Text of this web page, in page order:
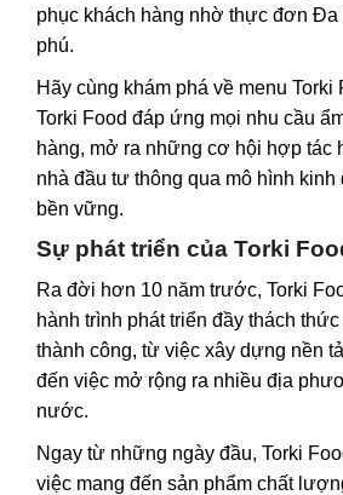
phục khách hàng nhờ thực đơn Đa
phú.
Hãy cùng khám phá về menu Torki
Torki Food đáp ứng mọi nhu cầu
hàng, mở ra những cơ hội hợp tác
nhà đầu tư thông qua mô hình kinh
bền vững.
Sự phát triển của Torki
Ra đời hơn 10 năm trước, Torki
hành trình phát triển đầy thách
thành công, từ việc xây dựng nền
đến việc mở rộng ra nhiều địa
nước.
Ngay từ những ngày đầu, Torki
việc mang đến sản phẩm chất